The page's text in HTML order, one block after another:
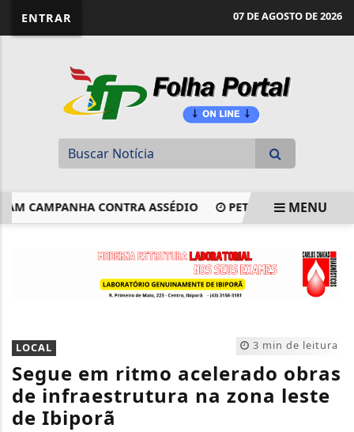
ENTRAR 07 DE AGOSTO DE 2026
CONTRA ASSÉDIO PETROBRAS DESCOBRE
MENU
3 min de leitura
LOCAL
Segue em ritmo acelerado obras
de infraestrutura na zona leste
de Ibiporã